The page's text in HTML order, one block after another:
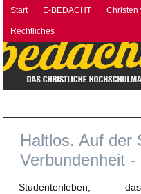
Start E-BEDACHT Christen
Rechtliches
Haltlos. Auf der
Verbundenheit
Studentenleben, das